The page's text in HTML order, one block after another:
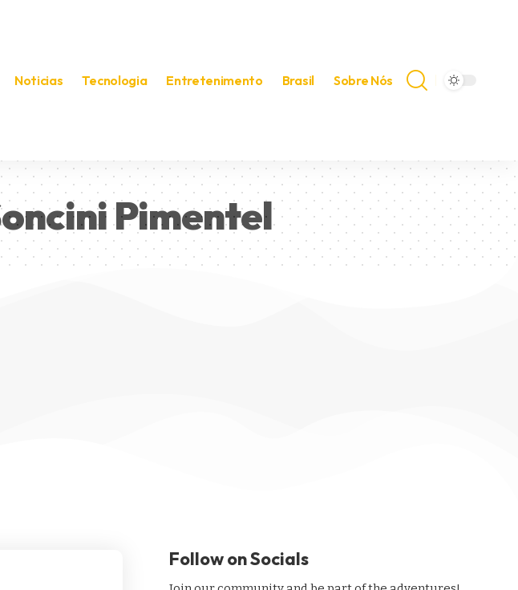
Noticias Tecnologia Entretenimento Brasil Sobre Nós
Pimentel
Follow on Socials